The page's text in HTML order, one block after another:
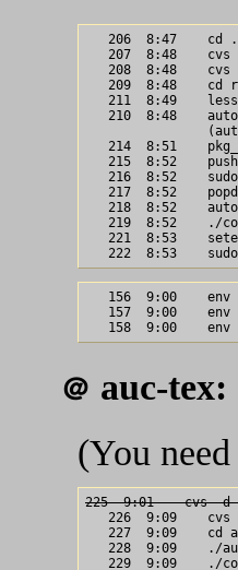
206  8:47    cd
207  8:48    cvs
208  8:48    cvs
209  8:48    cd
211  8:49
210  8:48
214  8:51
215  8:52
216  8:52
   217  8:52    popd
218  8:52
219  8:52    ./
221  8:53
156  9:00    env
157  9:00    env
＠ auc-tex:
(You
225  9:01    cvs -d
226  9:09    cvs -
227  9:09    cd
228  9:09    ./
229  9:09    ./